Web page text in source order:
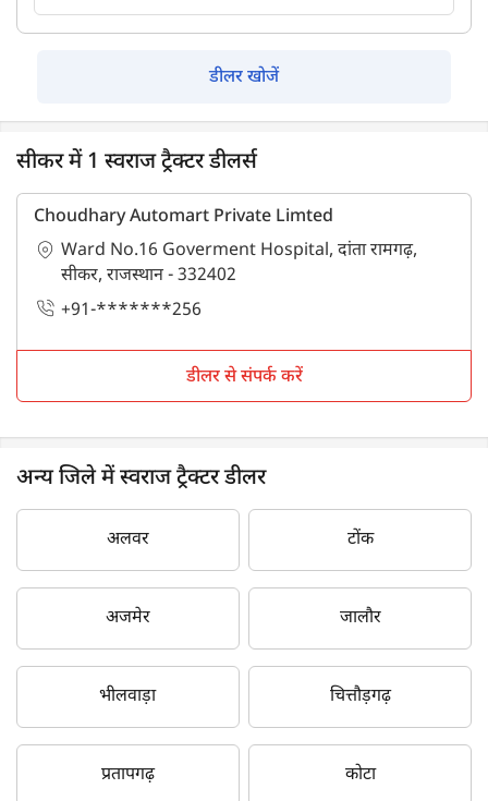
डीलर खोजें
सीकर में 1 स्वराज ट्रैक्टर डीलर्स
Choudhary Automart Private Limted
Ward No.16 Goverment Hospital, दांता रामगढ़,
सीकर, राजस्थान - 332402
+91-*******256
डीलर से संपर्क करें
अन्य जिले में स्वराज ट्रैक्टर डीलर
अलवर टोंक
अजमेर जालौर
भीलवाड़ा चित्तौड़गढ़
प्रतापगढ़ कोटा